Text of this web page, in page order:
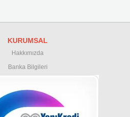
KURUMSAL
Hakkımızda
Banka Bilgileri